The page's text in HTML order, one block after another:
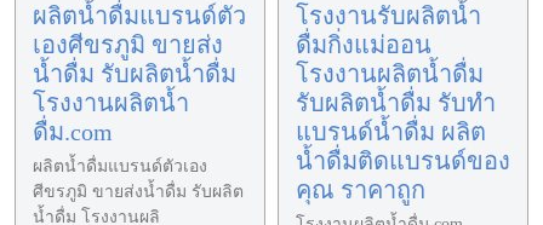
ผลิตน้ำดื่มแบรนด์ตัว
เองศีขรภูมิ ขายส่ง
น้ำดื่ม รับผลิตน้ำดื่ม
โรงงานผลิตน้ำ
ดื่ม.com
ผลิตน้ำดื่มแบรนด์ตัวเอง
ศีขรภูมิ ขายส่งน้ำดื่ม รับผลิต
น้ำดื่ม โรงงานผลิ
โรงงานรับผลิตน้ำ
ดื่มกิ่งแม่ออน
โรงงานผลิตน้ำดื่ม
รับผลิตน้ำดื่ม รับทำ
แบรนด์น้ำดื่ม ผลิต
น้ำดื่มติดแบรนด์ของ
คุณ ราคาถูก